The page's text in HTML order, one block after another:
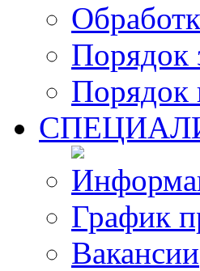
Порядок
Порядок
График
Вакансии